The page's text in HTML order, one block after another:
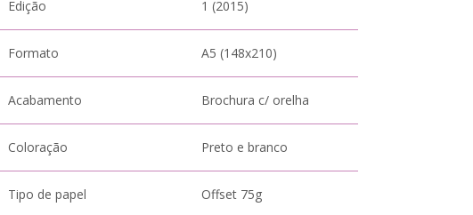
Edição 1 (2015)
Formato A5 (148x210)
Acabamento Brochura c/ orelha
Coloração Preto e branco
Tipo de papel Offset 75g